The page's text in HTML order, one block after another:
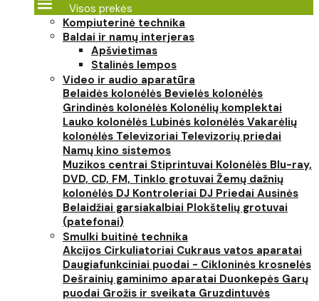
Visos prekės
Kompiuterinė technika
Baldai ir namų interjeras
Apšvietimas
Stalinės lempos
Video ir audio aparatūra
Belaidės kolonėlės Bevielės kolonėlės
Grindinės kolonėlės Kolonėlių komplektai
Lauko kolonėlės Lubinės kolonėlės Vakarėlių
kolonėlės Televizoriai Televizorių priedai
Namų kino sistemos
Muzikos centrai Stiprintuvai Kolonėlės Blu-ray,
DVD, CD, FM, Tinklo grotuvai Žemų dažnių
kolonėlės DJ Kontroleriai DJ Priedai Ausinės
Belaidžiai garsiakalbiai Plokštelių grotuvai
(patefonai)
Smulki buitinė technika
Akcijos Cirkuliatoriai Cukraus vatos aparatai
Daugiafunkciniai puodai - Cikloninės krosnelės
Dešrainių gaminimo aparatai Duonkepės Garų
puodai Grožis ir sveikata Gruzdintuvės